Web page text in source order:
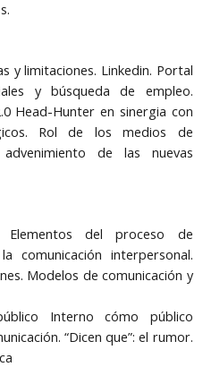
y limitaciones. Linkedin. Portal
y búsqueda de empleo.
Head-Hunter en sinergia con
Rol de los medios de
de las nuevas
Elementos del proceso de
comunicación interpersonal.
Modelos de comunicación y
Interno cómo público
“Dicen que”: el rumor.